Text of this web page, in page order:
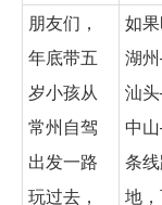
朋友们，
年底带五
岁小孩从
常州自驾
出发一路
玩过去，
如
湖
汕
中
条
地